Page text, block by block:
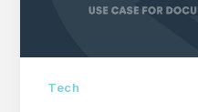
documents
Tech